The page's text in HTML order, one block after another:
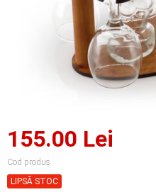
155.00 Lei
Cod produs
LIPSĂ STOC